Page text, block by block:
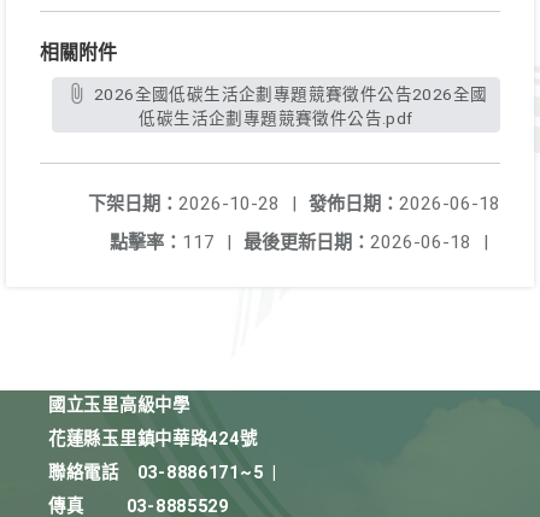
相關附件
低碳生活企劃專題競賽徵件公告.pdf
發佈日期： 2026-06-18
下架日期： 2026-10-28
|
最後更新日期： 2026-06-18 |
點擊率： 117 |
國立玉里高級中學
花蓮縣玉里鎮中華路424號
聯絡電話
03-8886171~5
傳真
03-8885529